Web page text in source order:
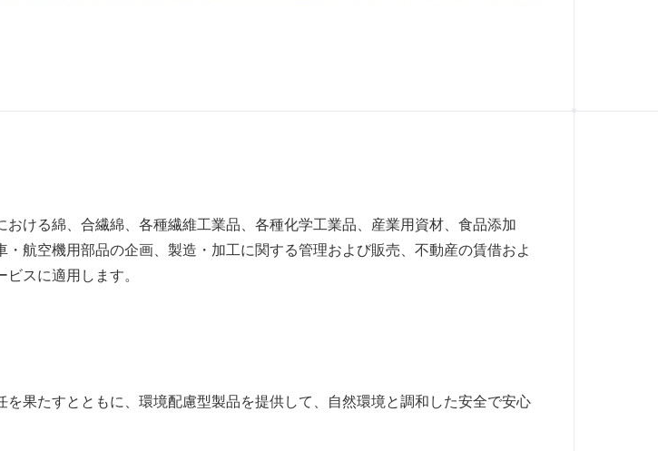
ける綿、合繊綿、各種繊維工業品、各種化学工業品、産業用資材、食品添加
航空機用部品の企画、製造・加工に関する管理および販売、不動産の賃借およ
スに適用します。
果たすとともに、環境配慮型製品を提供して、自然環境と調和した安全で安心